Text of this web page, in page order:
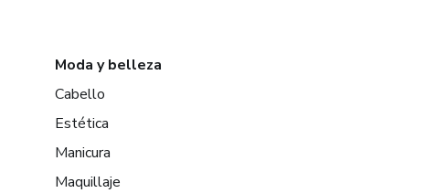
Moda y belleza
Cabello
Estética
Manicura
Maquillaje